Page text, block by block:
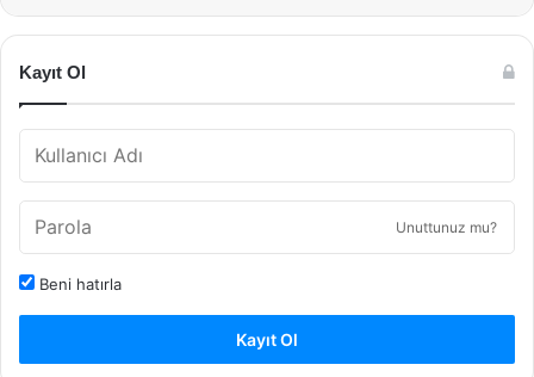
Kayıt Ol
Unuttunuz mu?
Beni hatırla
Kayıt Ol